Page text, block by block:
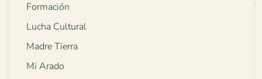
Formación
Lucha Cultural
Madre Tierra
Mi Arado